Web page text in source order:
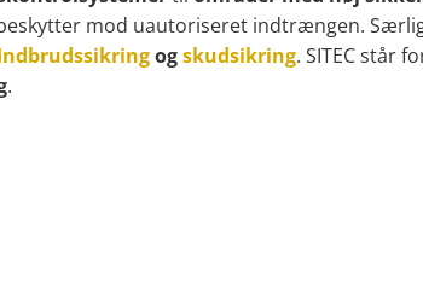
mod uautoriseret indtrængen.
ogskudsikring. SITEC står
.